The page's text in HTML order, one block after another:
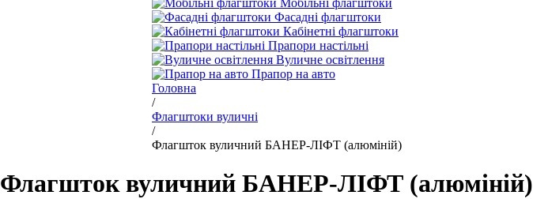
Мобільні флагштоки
Фасадні флагштоки
Кабінетні флагштоки
Прапори настільні
Вуличне освітлення
Прапор на авто
Головна
/
Флагштоки вуличні
/
Флагшток вуличний БАНЕР-ЛІФТ (алюміній)
Флагшток вуличний БАНЕР-ЛІФТ (алюміній)